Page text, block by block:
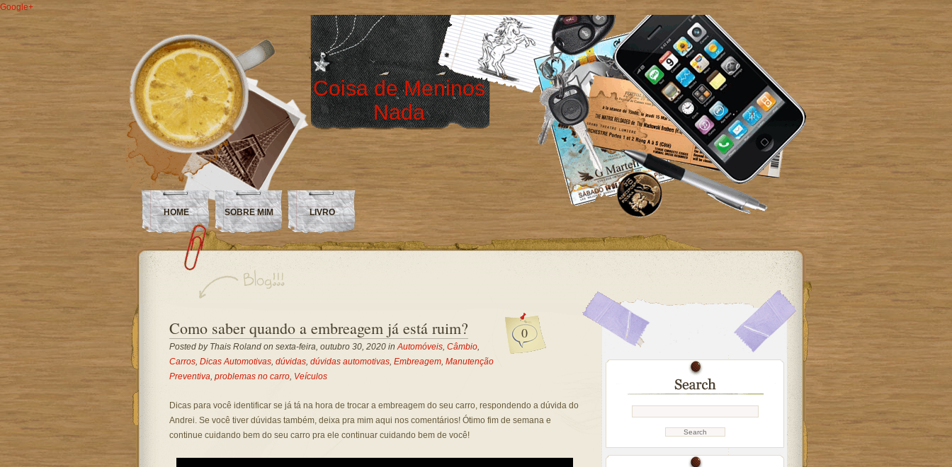
Google+
Coisa de Meninos
Nada
HOME SOBRE MIM LIVRO
0
Como saber quando a embreagem já está ruim?
Posted by Thais Rolandon sexta-feira, outubro 30, 2020 inAutomóveis, Câmbio,
Carros, Dicas Automotivas, dúvidas, dúvidas automotivas, Embreagem, Manutenção
Preventiva, problemas no carro, Veículos
Dicas para você identificar se já tá na hora de trocar a embreagem do seu carro, respondendo a dúvida do
Andrei. Se você tiver dúvidas também, deixa pra mim aqui nos comentários! Ótimo fim de semana e
continue cuidando bem do seu carro pra ele continuar cuidando bem de você!